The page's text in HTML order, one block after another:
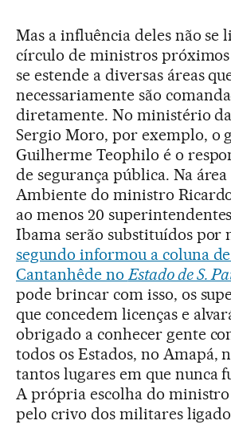
Mas a influência deles não se
círculo de ministros próximos
se estende a diversas áreas
necessariamente são
diretamente. No ministério
Sergio Moro, por exemplo, o
Guilherme Teophilo é o
de segurança pública. Na
Ambiente do ministro Ricardo
ao menos 20
Ibama serão substituídos por
segundo informou a coluna
Cantanhêde no Estado de S.
pode brincar com isso, os
que concedem licenças e
obrigado a conhecer gente
todos os Estados, no Amapá,
tantos lugares em que nunca
A própria escolha do ministro
pelo crivo dos militares